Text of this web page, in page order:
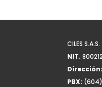
PLAFONES
CILES S.A.S.
NIT.
Dirección:
PBX: (604)